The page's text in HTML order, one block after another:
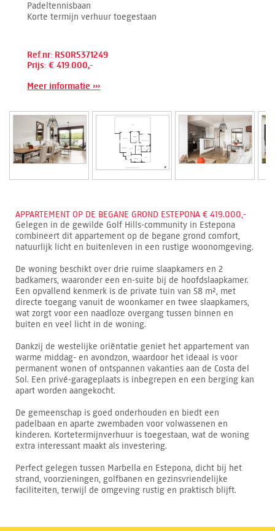
Padeltennisbaan
Korte termijn verhuur toegestaan
Ref.nr: RSOR5371249
Prijs: € 419.000,-
Meer informatie ›››
APPARTEMENT OP DE BEGANE GROND ESTEPONA € 419.000,-
Gelegen in de gewilde Golf Hills-community in Estepona
combineert dit appartement op de begane grond comfort,
natuurlijk licht en buitenleven in een rustige woonomgeving.
De woning beschikt over drie ruime slaapkamers en 2
badkamers, waaronder een en-suite bij de hoofdslaapkamer.
Een opvallend kenmerk is de private tuin van 58 m², met
directe toegang vanuit de woonkamer en twee slaapkamers,
wat zorgt voor een naadloze overgang tussen binnen en
buiten en veel licht in de woning.
Dankzij de westelijke oriëntatie geniet het appartement van
warme middag- en avondzon, waardoor het ideaal is voor
permanent wonen of ontspannen vakanties aan de Costa del
Sol. Een privé-garageplaats is inbegrepen en een berging kan
apart worden aangekocht.
De gemeenschap is goed onderhouden en biedt een
padelbaan en aparte zwembaden voor volwassenen en
kinderen. Kortetermijnverhuur is toegestaan, wat de woning
extra interessant maakt als investering.
Perfect gelegen tussen Marbella en Estepona, dicht bij het
strand, voorzieningen, golfbanen en gezinsvriendelijke
faciliteiten, terwijl de omgeving rustig en praktisch blijft.